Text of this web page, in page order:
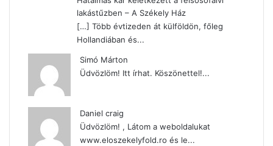
lakástűzben – A Székely Ház
[…] Több évtizeden át külföldön, főleg
Hollandiában és...
Simó Márton
Üdvözlöm! Itt írhat. Köszönettel!...
Daniel craig
Üdvözlöm! , Látom a weboldalukat
www.eloszekelyfold.ro és le...